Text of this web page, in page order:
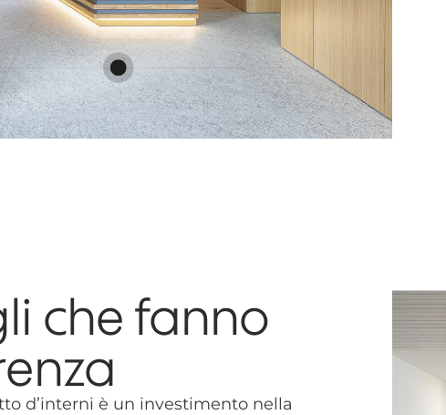
che fanno
d’interni è un investimento nella